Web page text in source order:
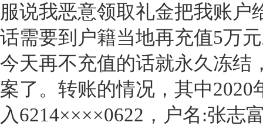
服说我恶意领取礼金把我账户
话需要到户籍当地再充值5万
今天再不充值的话就永久冻结
案了。转账的情况，其中2020
入6214××××0622，户名:张志